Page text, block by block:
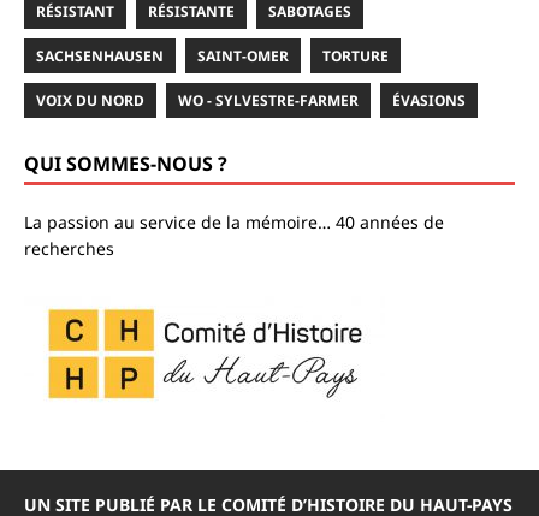
RÉSISTANT RÉSISTANTE SABOTAGES
SACHSENHAUSEN SAINT-OMER TORTURE
VOIX DU NORD WO - SYLVESTRE-FARMER ÉVASIONS
QUI SOMMES-NOUS ?
La passion au service de la mémoire… 40 années de
recherches
UN SITE PUBLIÉ PAR LE COMITÉ D’HISTOIRE DU HAUT-PAYS